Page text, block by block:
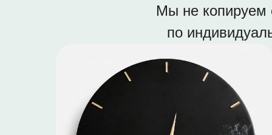
Мы не копируем
по